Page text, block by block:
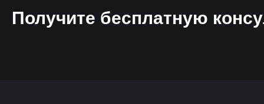
Получите бесплатную